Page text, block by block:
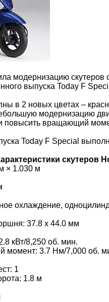
модернизацию
выпуска Today F
в 2 новых цветах –
модернизацию
повысить вращающий
Today F Special
скутеров
× 1.030 м
охлаждение,
37.8 х 44.0 мм
кВт/8,250 об. мин.
момент: 3.7 Нм/7,000 об.
1
1.8 м